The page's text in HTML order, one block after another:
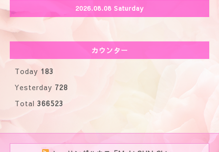
2026.08.08 Saturday
カウンター
Today 183
Yesterday 728
Total 366523